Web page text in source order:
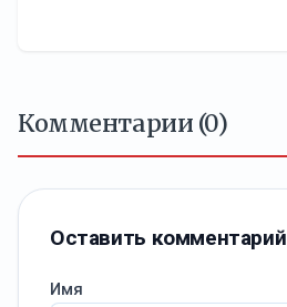
Комментарии (0)
Оставить комментарий
Имя